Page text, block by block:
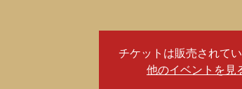
チケットは販売されて
他のイベントを見